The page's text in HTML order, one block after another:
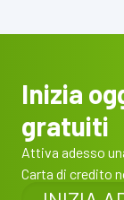
Inizia
gratuiti
Attiva adesso
Carta di credito